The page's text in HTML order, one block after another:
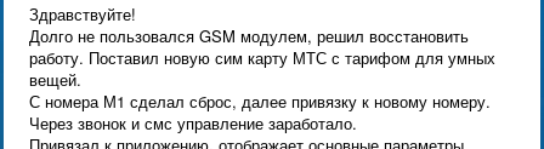
Здравствуйте!
Долго не пользовался GSM модулем, решил восстановить
работу. Поставил новую сим карту МТС с тарифом для умных
вещей.
С номера М1 сделал сброс, далее привязку к новому номеру.
Через звонок и смс управление заработало.
Привязал к приложению, отображает основные параметры